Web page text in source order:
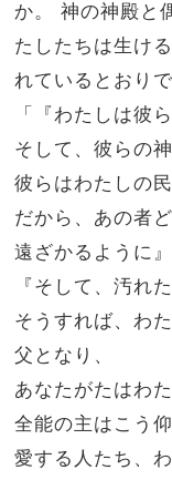
か。
神の神殿と
たしたちは生け
れているとおりで
「『わたしは彼
そして、彼らの神
彼らはわたしの民
だから、あの者
遠ざかるように
『そして、汚れ
そうすれば、わ
父となり、
あなたがたはわ
全能の主はこう
愛する人たち、